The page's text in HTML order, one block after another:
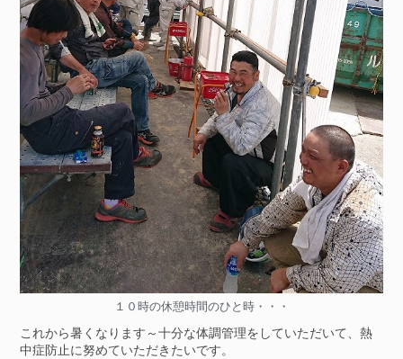
１０時の休憩時間のひと時・・・
これから暑くなります～十分な体調管理をしていただいて、熱
中症防止に努めていただきたいです。